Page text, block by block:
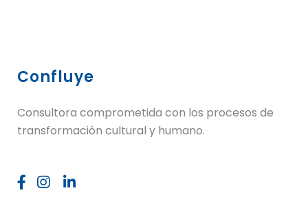
Confluye
Consultora comprometida con los procesos de
transformación cultural y humano.